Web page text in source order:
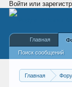
Войти или
Главная
Главная
Поиск сообщений